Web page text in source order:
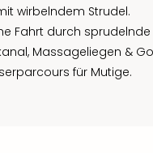
wirbelndem Strudel.
Fahrt durch
Massageliegen &
für Mutige.